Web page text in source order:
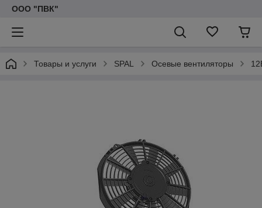
ООО "ПВК"
Товары и услуги SPAL Осевые вентиляторы